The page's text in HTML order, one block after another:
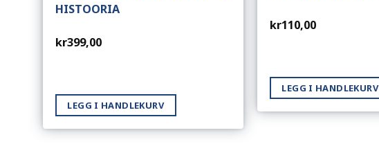
HISTOORIA
kr399,00
LEGG I HANDLEKURV
kr110,00
LEGG I HANDLEKURV